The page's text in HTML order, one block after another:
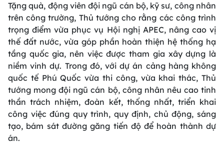
Tặng quà, động viên đội ngũ cán bộ, kỹ sư, công nhân
trên công trường, Thủ tướng cho rằng các công trình
trọng điểm vừa phục vụ Hội nghị APEC, nâng cao vị
thế đất nước, vừa góp phần hoàn thiện hệ thống hạ
tầng quốc gia, nên việc được tham gia xây dựng là
niềm vinh dự. Trong đó, với dự án cảng hàng không
quốc tế Phú Quốc vừa thi công, vừa khai thác, Thủ
tướng mong đội ngũ cán bộ, công nhân nêu cao tinh
thần trách nhiệm, đoàn kết, thống nhất, triển khai
công việc đúng quy trình, quy định, chủ động, sáng
tạo, bám sát đường găng tiến độ để hoàn thành dự
án.